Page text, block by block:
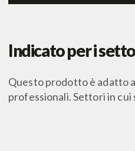
Indicato per i
Questo prodotto è adatto
professionali. Settori in cui